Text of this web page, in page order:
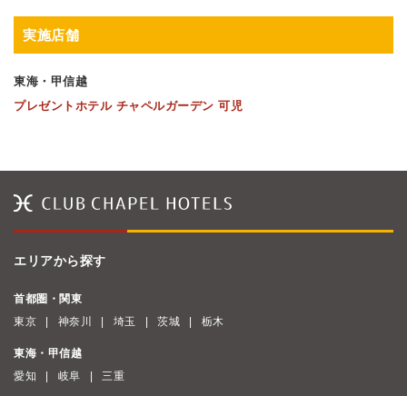
実施店舗
東海・甲信越
プレゼントホテル チャペルガーデン 可児
エリアから探す
首都圏・関東
東京
神奈川 埼玉 茨城 栃木
東海・甲信越
愛知
岐阜 三重